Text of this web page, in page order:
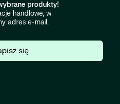
produkty!
handlowe, w
adres e-mail.
się